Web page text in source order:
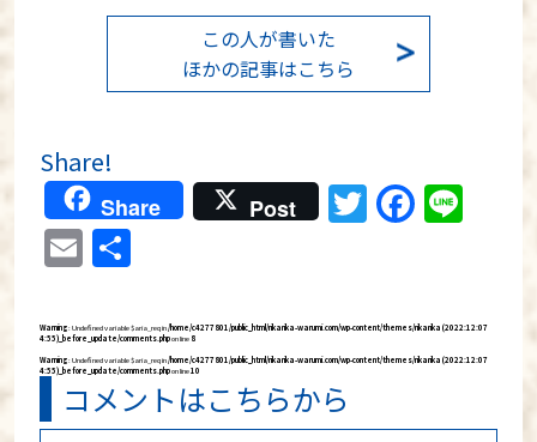
この人が書いた
ほかの記事はこちら
Share!
Share Post Twitter
Email
Warning: Undefined variable $aria_req in/home/c4277801/public_html/rikarika-warumi.com/wp-content/themes/rikarika (2022:12:07
4:55)_before_update/comments.phpon line 8
Warning: Undefined variable $aria_req in/home/c4277801/public_html/rikarika-warumi.com/wp-content/themes/rikarika (2022:12:07
4:55)_before_update/comments.phpon line10
コメントはこちらから